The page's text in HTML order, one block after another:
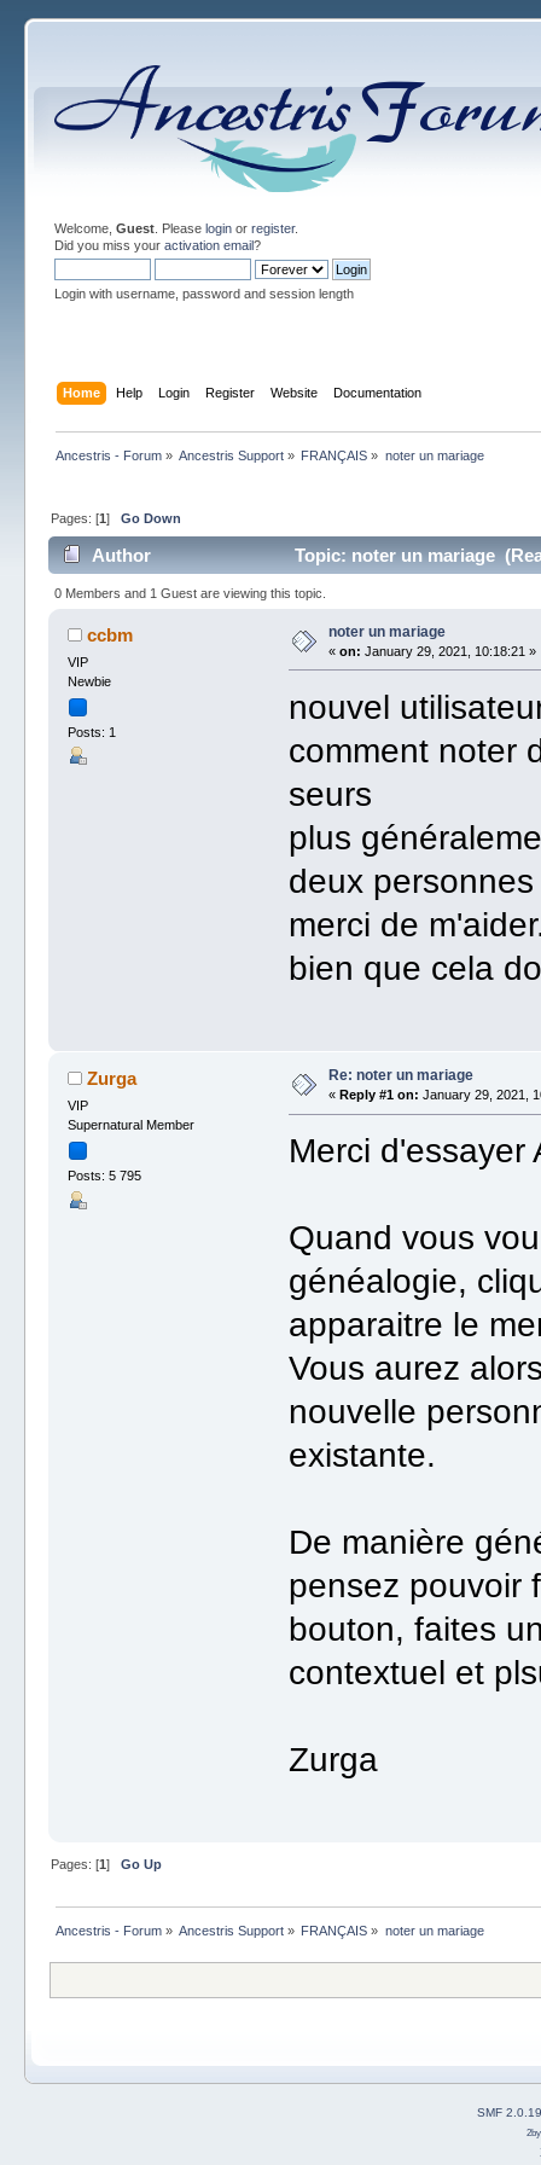
Welcome, Guest. Please loginor register.
Did you miss your activation email?
Login with username, password and session length
Home Help Login Register Website Documentation
Ancestris - Forum» Ancestris Support » FRANÇAIS » noter un mariage
Pages: [1] Go Down
Author Topic: noter un mariage
0 Members and 1 Guest are viewing this topic.
ccbm
VIP
Newbie
Posts: 1
noter un mariage
« on: January 29, 2021, 10:18:21 »
nouvel
comment noter
seurs
plus
deux
merci de
bien que cela
Zurga
VIP
Supernatural Member
Posts: 5 795
Re: noter un mariage
« Reply #1 on: January 29, 2021,
Merci d'essayer
Quand vous
généalogie,
apparaitre le
Vous aurez
nouvelle
existante.
De manière
pensez pouvoir
bouton, faites
contextuel et
Zurga
Pages: [1 ] Go Up
Ancestris - Forum» Ancestris Support » FRANÇAIS » noter un mariage
SMF 2.0.19